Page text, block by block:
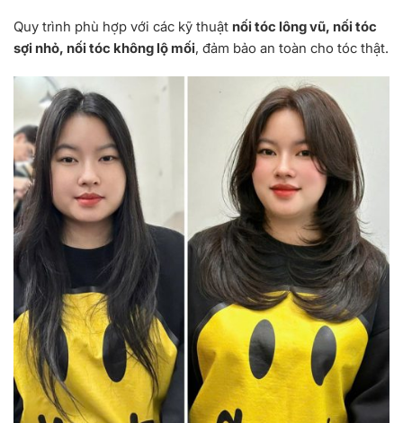
Quy trình phù hợp với các kỹ thuật nối tóc lông vũ, nối tóc
sợi nhỏ, nối tóc không lộ mối, đảm bảo an toàn cho tóc thật.